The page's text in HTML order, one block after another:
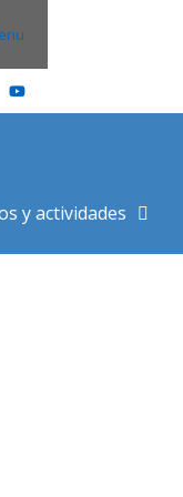
y actividades